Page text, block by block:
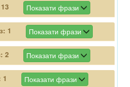
13 Показати фрази
1 Показати фрази
2 Показати фрази
1 Показати фрази